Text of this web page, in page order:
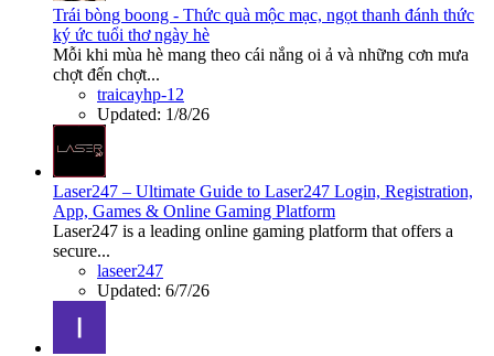
Trái bòng boong - Thức quà mộc mạc, ngọt thanh đánh thức
ký ức tuổi thơ ngày hè
Mỗi khi mùa hè mang theo cái nắng oi ả và những cơn mưa
chợt đến chợt...
traicayhp-12
Updated: 1/8/26
Laser247 – Ultimate Guide to Laser247 Login, Registration,
App, Games & Online Gaming Platform
Laser247 is a leading online gaming platform that offers a
secure...
laseer247
Updated: 6/7/26